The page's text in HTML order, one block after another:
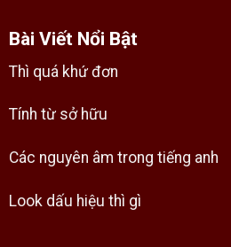
Bài Viết Nổi Bật
Thì quá khứ đơn
Tính từ sở hữu
Các nguyên âm trong tiếng anh
Look dấu hiệu thì gì